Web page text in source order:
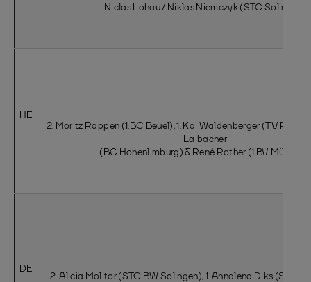
Niclas Lohau / Niklas Niemczyk (STC Solingen)
HE
2. Moritz Rappen (1.BC Beuel), 1. Kai Waldenberger (TV
Laibacher
(BC Hohenlimburg) & René Rother (1.BV Mülheim)
DE
2. Alicia Molitor (STC BW Solingen), 1. Annalena Diks (STC